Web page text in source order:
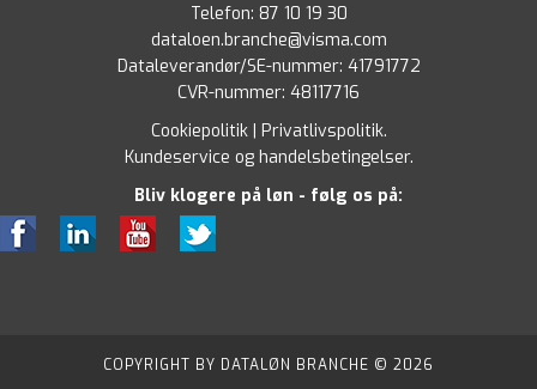
Telefon: 87 10 19 30
dataloen.branche@visma.com
Dataleverandør/SE-nummer: 41791772
CVR-nummer: 48117716
Cookiepolitik| Privatlivspolitik.
Kundeservice og handelsbetingelser.
Bliv klogere på løn - følg os på:
COPYRIGHT BY DATALØN BRANCHE © 2026